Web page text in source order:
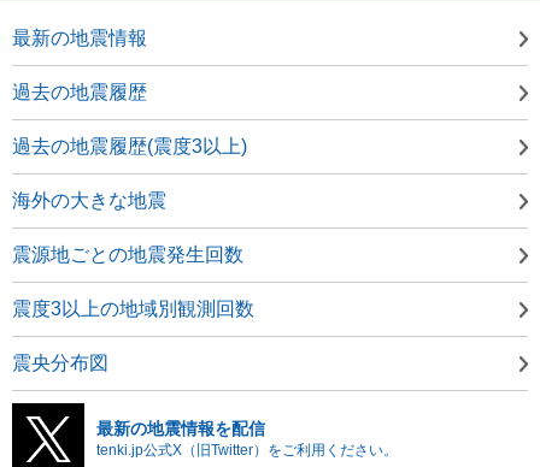
最新の地震情報
過去の地震履歴
過去の地震履歴(震度3以上)
海外の大きな地震
震源地ごとの地震発生回数
震度3以上の地域別観測回数
震央分布図
最新の地震情報を配信
tenki.jp公式X（旧Twitter）をご利用ください。